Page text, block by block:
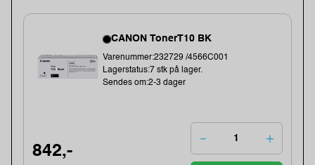
CANON TonerT10 BK
Varenummer:232729 /4566C001
Lagerstatus:7 stk på lager.
Sendes om:2-3 dager
842,-